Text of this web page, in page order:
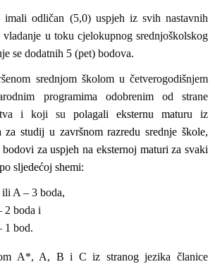
odličan (5,0) uspjeh iz svih nastavnih
u toku cjelokupnog srednjoškolskog
se dodatnih 5 (pet) bodova.
srednjom školom u četverogodišnjem
programima odobrenim od strane
i koji su polagali eksternu maturu iz
za studij u završnom razredu srednje škole,
za uspjeh na eksternoj maturi za svaki
sljedećoj shemi:
A – 3 boda,
2 boda i
1 bod.
A*, A, B i C iz stranog jezika članice